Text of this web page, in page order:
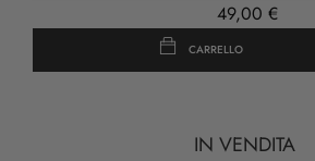
49,00 €
CARRELLO
IN VENDITA